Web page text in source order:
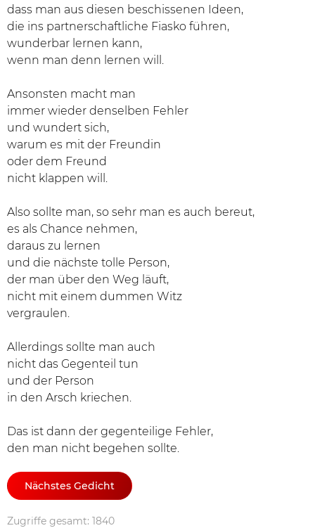
dass man aus diesen beschissenen Ideen,
die ins partnerschaftliche Fiasko führen,
wunderbar lernen kann,
wenn man denn lernen will.
Ansonsten macht man
immer wieder denselben Fehler
und wundert sich,
warum es mit der Freundin
oder dem Freund
nicht klappen will.
Also sollte man, so sehr man es auch bereut,
es als Chance nehmen,
daraus zu lernen
und die nächste tolle Person,
der man über den Weg läuft,
nicht mit einem dummen Witz
vergraulen.
Allerdings sollte man auch
nicht das Gegenteil tun
und der Person
in den Arsch kriechen.
Das ist dann der gegenteilige Fehler,
den man nicht begehen sollte.
Nächstes Gedicht
Zugriffe gesamt: 1840